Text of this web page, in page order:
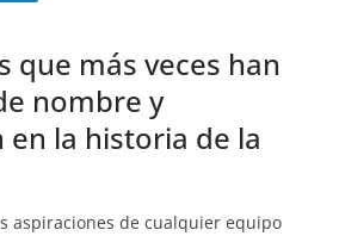
que más veces han
nombre y
en la historia de la
aspiraciones de cualquier equipo